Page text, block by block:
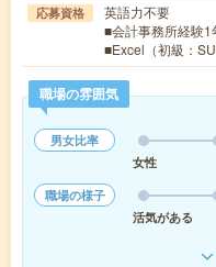
応募資格
英語力不要
■会計事務所経験
■Excel（初級：
職場の雰囲気
男女比率
女性
職場の様子
活気がある